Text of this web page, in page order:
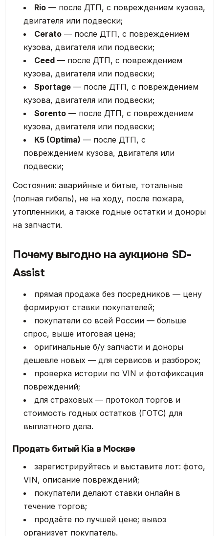
Rio — после ДТП, с повреждением кузова,
двигателя или подвески;
Cerato — после ДТП, с повреждением
кузова, двигателя или подвески;
Ceed — после ДТП, с повреждением
кузова, двигателя или подвески;
Sportage — после ДТП, с повреждением
кузова, двигателя или подвески;
Sorento — после ДТП, с повреждением
кузова, двигателя или подвески;
K5 (Optima) — после ДТП, с
повреждением кузова, двигателя или
подвески;
Состояния: аварийные и битые, тотальные
(полная гибель), не на ходу, после пожара,
утопленники, а также годные остатки и доноры
на запчасти.
Почему выгодно на аукционе SD-
Assist
прямая продажа без посредников — цену
формируют ставки покупателей;
покупатели со всей России — больше
спрос, выше итоговая цена;
оригинальные б/у запчасти и доноры
дешевле новых — для сервисов и разборок;
проверка истории по VIN и фотофиксация
повреждений;
для страховых — протокол торгов и
стоимость годных остатков (ГОТС) для
выплатного дела.
Продать битый Kia в Москве
зарегистрируйтесь и выставите лот: фото,
VIN, описание повреждений;
покупатели делают ставки онлайн в
течение торгов;
продаёте по лучшей цене; вывоз
организует покупатель.